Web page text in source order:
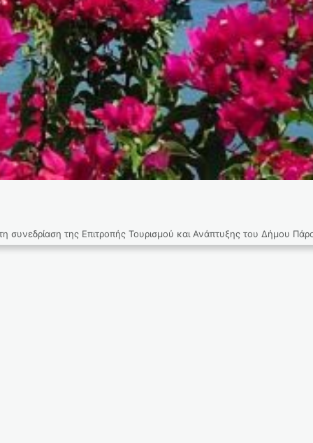
Επιτροπής Τουρισμού και Ανάπτυξης του Δήμου